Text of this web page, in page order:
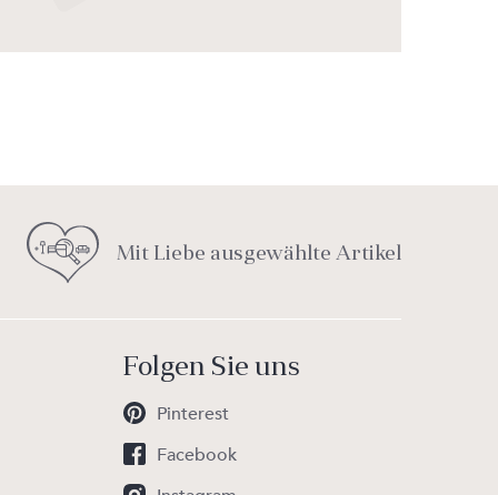
Mit Liebe ausgewählte Artikel
Folgen Sie uns
Pinterest
Facebook